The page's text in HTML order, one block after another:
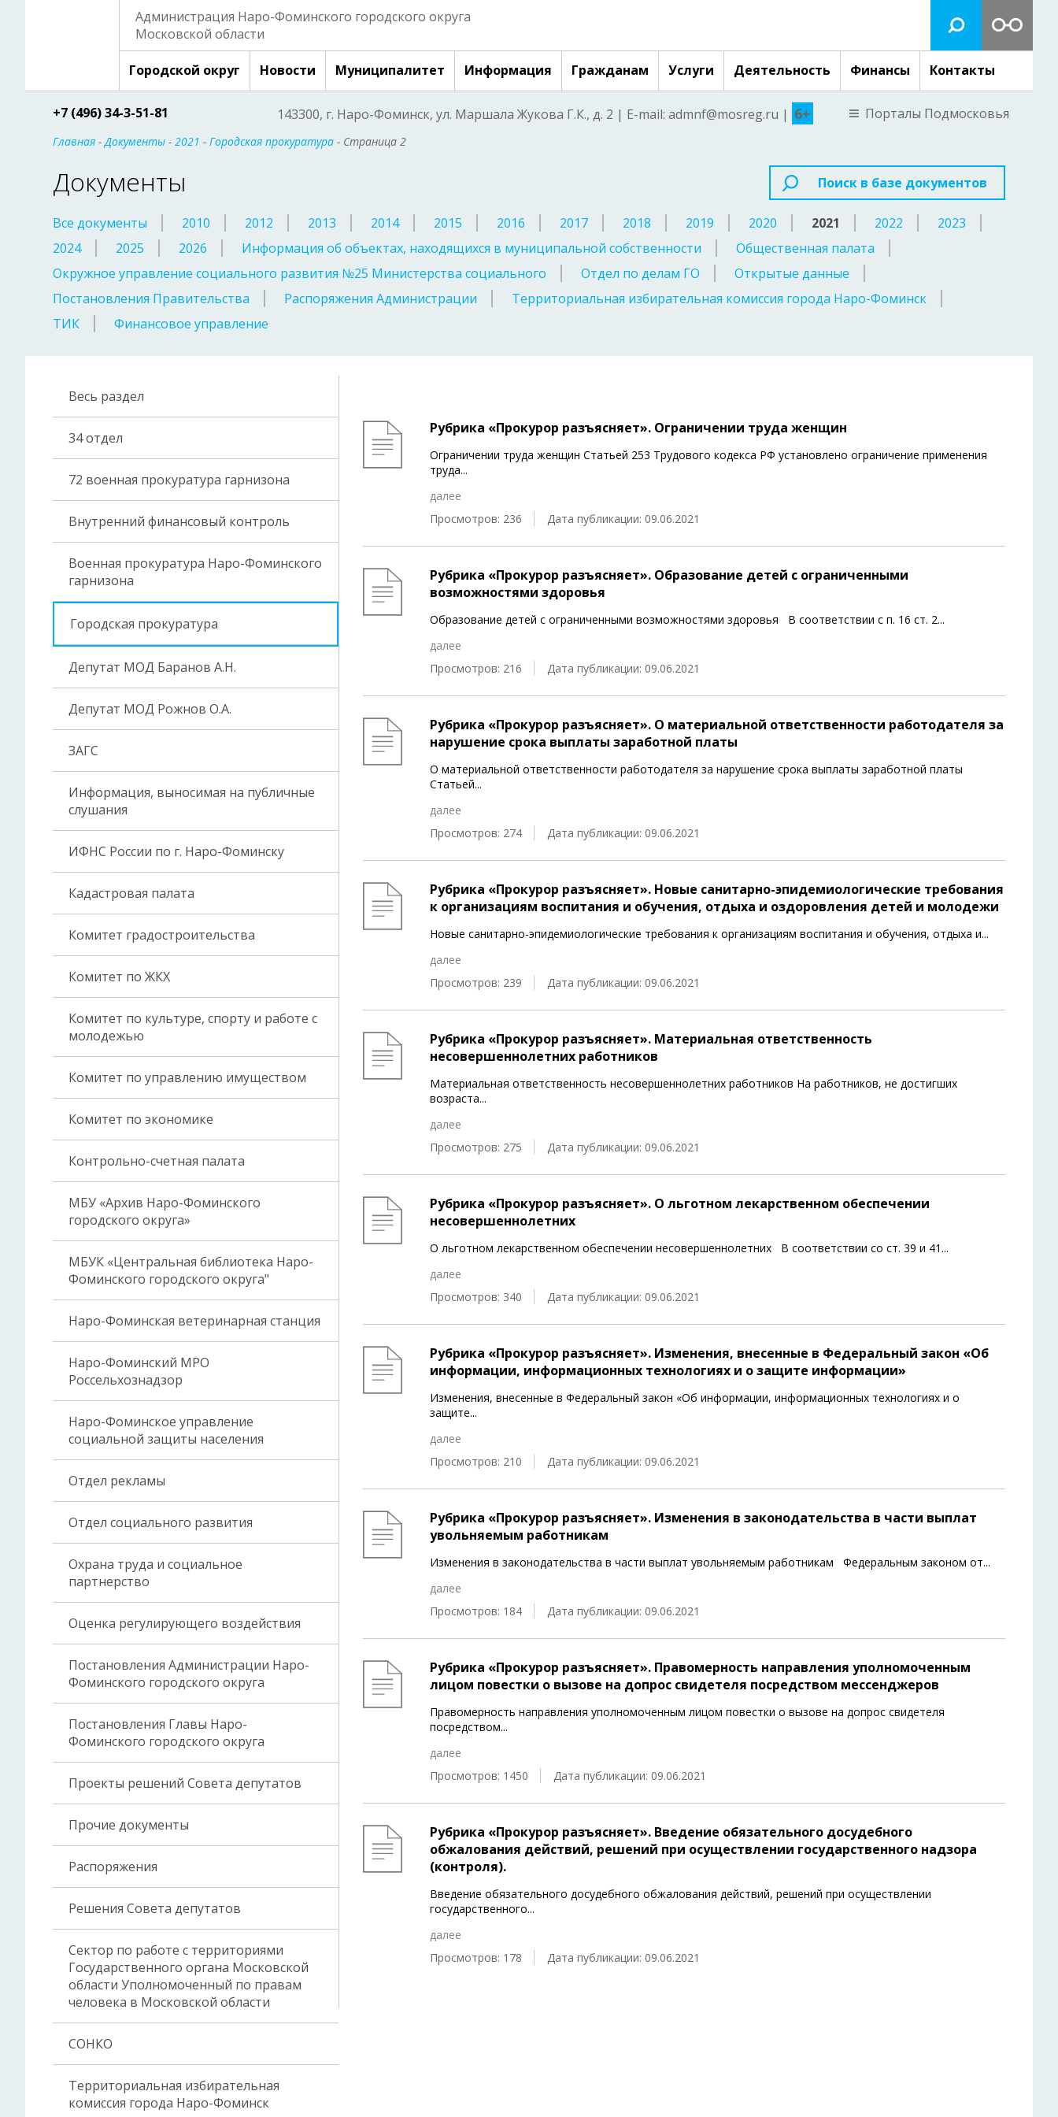
Администрация Наро-Фоминского городского округа
Московской области
Городской округ Новости Муниципалитет Информация Гражданам Услуги Деятельность Финансы Контакты
+7 (496) 34-3-51-81 143300, г. Наро-Фоминск, ул. Маршала Жукова Г.К., д. 2 | E-mail: admnf@mosreg.ru | 6+ Порталы Подмосковья
Главная -Документы - 2021 - Городская прокуратура - Страница 2
Документы Поиск в базе документов
Все документы 2010 2012 2013 2014 2015 2016 2017 2018 2019 2020 2021 2022
2023
2024
2025 2026 Информация об объектах, находящихся в муниципальной собственности
Общественная палата
Окружное управление социального развития №25 Министерства социального
Отдел по делам ГО
Открытые данные
Постановления Правительства
Распоряжения Администрации
Территориальная избирательная комиссия города Наро-Фоминск
ТИК
Финансовое управление
Весь раздел
34 отдел
72 военная прокуратура гарнизона
Внутренний финансовый контроль
Военная прокуратура Наро-Фоминского
гарнизона
Городская прокуратура
Депутат МОД Баранов А.Н.
Депутат МОД Рожнов О.А.
ЗАГС
Информация, выносимая на публичные
слушания
ИФНС России по г. Наро-Фоминску
Кадастровая палата
Комитет градостроительства
Комитет по ЖКХ
Комитет по культуре, спорту и работе с
молодежью
Комитет по управлению имуществом
Комитет по экономике
Контрольно-счетная палата
МБУ «Архив Наро-Фоминского
городского округа»
МБУК «Центральная библиотека Наро-
Фоминского городского округа"
Наро-Фоминская ветеринарная станция
Наро-Фоминский МРО
Россельхознадзор
Наро-Фоминское управление
социальной защиты населения
Отдел рекламы
Отдел социального развития
Охрана труда и социальное
партнерство
Оценка регулирующего воздействия
Постановления Администрации Наро-
Фоминского городского округа
Постановления Главы Наро-
Фоминского городского округа
Проекты решений Совета депутатов
Прочие документы
Распоряжения
Решения Совета депутатов
Сектор по работе с территориями
Государственного органа Московской
области Уполномоченный по правам
человека в Московской области
СОНКО
Территориальная избирательная
комиссия города Наро-Фоминск
Рубрика «Прокурор разъясняет». Ограничении труда женщин
Ограничении труда женщин Статьей 253 Трудового кодекса РФ установлено ограничение применения
труда...
далее
Просмотров: 236
Дата публикации: 09.06.2021
Рубрика «Прокурор разъясняет». Образование детей с ограниченными
возможностями здоровья
Образование детей с ограниченными возможностями здоровья В соответствии с п. 16 ст. 2...
далее
Просмотров: 216
Дата публикации: 09.06.2021
Рубрика «Прокурор разъясняет». О материальной ответственности работодателя за
нарушение срока выплаты заработной платы
О материальной ответственности работодателя за нарушение срока выплаты заработной платы
Статьей...
далее
Просмотров: 274
Дата публикации: 09.06.2021
Рубрика «Прокурор разъясняет». Новые санитарно-эпидемиологические требования
к организациям воспитания и обучения, отдыха и оздоровления детей и молодежи
Новые санитарно-эпидемиологические требования к организациям воспитания и обучения, отдыха и...
далее
Просмотров: 239
Дата публикации: 09.06.2021
Рубрика «Прокурор разъясняет». Материальная ответственность
несовершеннолетних работников
Материальная ответственность несовершеннолетних работников На работников, не достигших
возраста...
далее
Просмотров: 275
Дата публикации: 09.06.2021
Рубрика «Прокурор разъясняет». О льготном лекарственном обеспечении
несовершеннолетних
О льготном лекарственном обеспечении несовершеннолетних В соответствии со ст. 39 и 41...
далее
Просмотров: 340
Дата публикации: 09.06.2021
Рубрика «Прокурор разъясняет». Изменения, внесенные в Федеральный закон «Об
информации, информационных технологиях и о защите информации»
Изменения, внесенные в Федеральный закон «Об информации, информационных технологиях и о
защите...
далее
Просмотров: 210
Дата публикации: 09.06.2021
Рубрика «Прокурор разъясняет». Изменения в законодательства в части выплат
увольняемым работникам
Изменения в законодательства в части выплат увольняемым работникам Федеральным законом от...
далее
Просмотров: 184
Дата публикации: 09.06.2021
Рубрика «Прокурор разъясняет». Правомерность направления уполномоченным
лицом повестки о вызове на допрос свидетеля посредством мессенджеров
Правомерность направления уполномоченным лицом повестки о вызове на допрос свидетеля
посредством...
далее
Просмотров: 1450
Дата публикации: 09.06.2021
Рубрика «Прокурор разъясняет». Введение обязательного досудебного
обжалования действий, решений при осуществлении государственного надзора
(контроля).
Введение обязательного досудебного обжалования действий, решений при осуществлении
государственного...
далее
Просмотров: 178
Дата публикации: 09.06.2021